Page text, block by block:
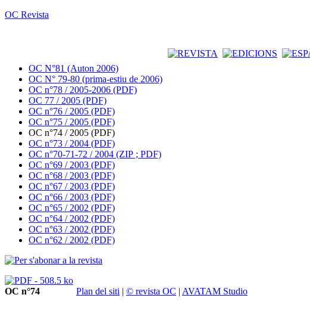
OC Revista
OC N°81 (Auton 2006)
OC N° 79-80 (prima-estiu de 2006)
OC n°78 / 2005-2006 (PDF)
OC 77 / 2005 (PDF)
OC n°76 / 2005 (PDF)
OC n°75 / 2005 (PDF)
OC n°74 / 2005 (PDF)
OC n°73 / 2004 (PDF)
OC n°70-71-72 / 2004 (ZIP ; PDF)
OC n°69 / 2003 (PDF)
OC n°68 / 2003 (PDF)
OC n°67 / 2003 (PDF)
OC n°66 / 2003 (PDF)
OC n°65 / 2002 (PDF)
OC n°64 / 2002 (PDF)
OC n°63 / 2002 (PDF)
OC n°62 / 2002 (PDF)
OC n°74 Plan del siti | © revista OC | AVATAM Studio